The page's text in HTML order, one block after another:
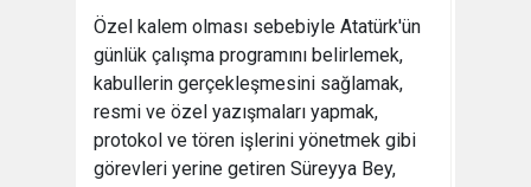
Özel kalem olması sebebiyle Atatürk'ün
günlük çalışma programını belirlemek,
kabullerin gerçekleşmesini sağlamak,
resmi ve özel yazışmaları yapmak,
protokol ve tören işlerini yönetmek gibi
görevleri yerine getiren Süreyya Bey,